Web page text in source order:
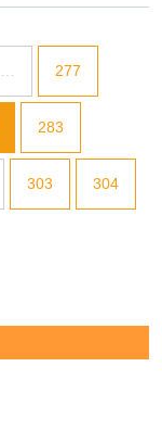
… 277
283
303 304